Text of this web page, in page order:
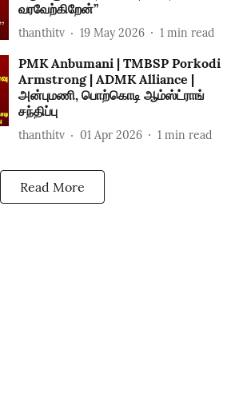
வரவேற்கிறேன்’’
thanthitv 19 May 2026 1 min read
PMK Anbumani | TMBSP Porkodi
Armstrong | ADMK Alliance |
அன்புமணி, பொற்கொடி ஆம்ஸ்ட்ராங்
சந்திப்பு
thanthitv 01 Apr 2026 1 min read
Read More